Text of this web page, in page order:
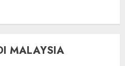
MALAYSIA